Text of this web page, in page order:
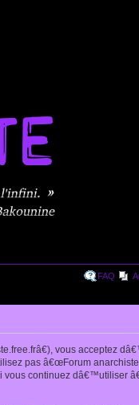
FAQ
vous acceptez
pas â€œForum
continuez dâ€™utiliser